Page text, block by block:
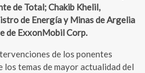
de Total; Chakib Khelil,
de Energía y Minas de Argelia
de ExxonMobil Corp.
de los ponentes
temas de mayor actualidad del